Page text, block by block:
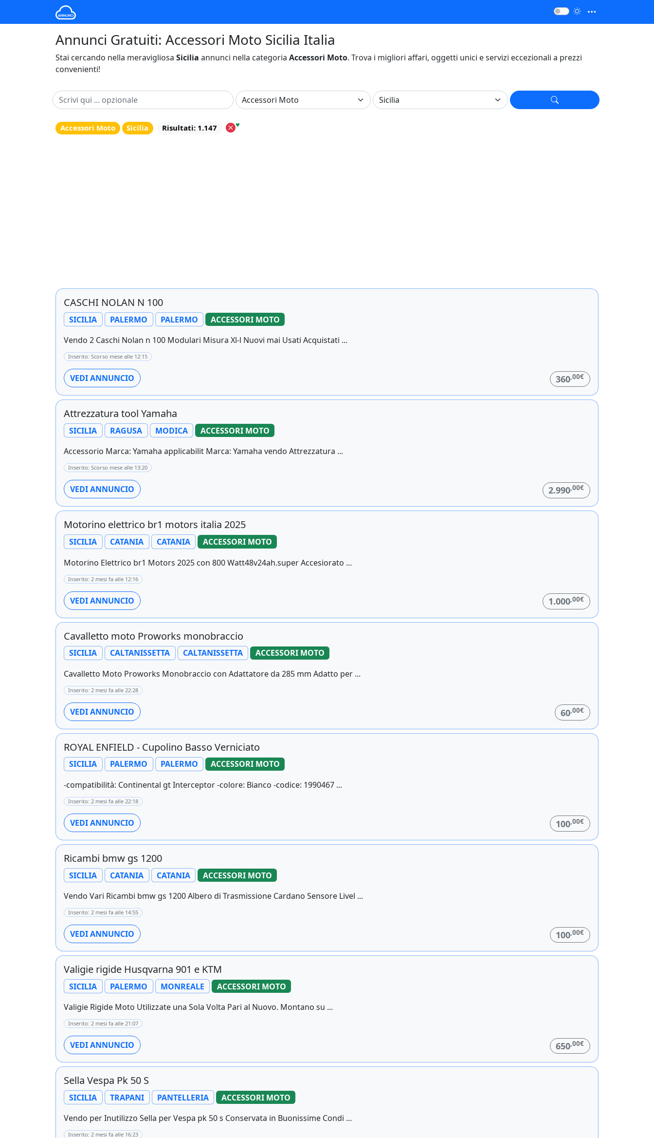
Annunci Gratuiti: Accessori Moto Sicilia Italia
Stai cercando nella meravigliosa Sicilia annunci nella categoria Accessori Moto. Trova i migliori affari, oggetti unici e servizi eccezionali a prezzi
convenienti!
Accessori Moto Sicilia Risultati: 1.147 ♥
CASCHI NOLAN N 100
SICILIA PALERMO PALERMO
ACCESSORI MOTO
Vendo 2 Caschi Nolan n 100 Modulari Misura Xl-l Nuovi mai Usati Acquistati ...
Inserito: Scorso mese alle 12:15
VEDI ANNUNCIO 360,00€
Attrezzatura tool Yamaha
SICILIA RAGUSA MODICA
ACCESSORI MOTO
Accessorio Marca: Yamaha applicabilit Marca: Yamaha vendo Attrezzatura ...
Inserito: Scorso mese alle 13:20
VEDI ANNUNCIO 2.990,00€
Motorino elettrico br1 motors italia 2025
SICILIA CATANIA CATANIA
ACCESSORI MOTO
Motorino Elettrico br1 Motors 2025 con 800 Watt48v24ah.super Accesiorato ...
Inserito: 2 mesi fa alle 12:16
VEDI ANNUNCIO 1.000,00€
Cavalletto moto Proworks monobraccio
SICILIA CALTANISSETTA CALTANISSETTA
ACCESSORI MOTO
Cavalletto Moto Proworks Monobraccio con Adattatore da 285 mm Adatto per ...
Inserito: 2 mesi fa alle 22:28
VEDI ANNUNCIO 60,00€
ROYAL ENFIELD - Cupolino Basso Verniciato
SICILIA PALERMO PALERMO
ACCESSORI MOTO
-compatibilità: Continental gt Interceptor -colore: Bianco -codice: 1990467 ...
Inserito: 2 mesi fa alle 22:18
VEDI ANNUNCIO 100,00€
Ricambi bmw gs 1200
SICILIA CATANIA CATANIA
ACCESSORI MOTO
Vendo Vari Ricambi bmw gs 1200 Albero di Trasmissione Cardano Sensore Livel ...
Inserito: 2 mesi fa alle 14:55
VEDI ANNUNCIO 100,00€
Valigie rigide Husqvarna 901 e KTM
SICILIA PALERMO MONREALE
ACCESSORI MOTO
Valigie Rigide Moto Utilizzate una Sola Volta Pari al Nuovo. Montano su ...
Inserito: 2 mesi fa alle 21:07
VEDI ANNUNCIO 650,00€
Sella Vespa Pk 50 S
SICILIA TRAPANI PANTELLERIA
ACCESSORI MOTO
Vendo per Inutilizzo Sella per Vespa pk 50 s Conservata in Buonissime Condi ...
Inserito: 2 mesi fa alle 16:23